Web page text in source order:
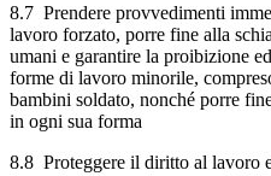
8.7 Prendere provvedimenti
lavoro forzato, porre fine alla
umani e garantire la proibizione
forme di lavoro minorile,
bambini soldato, nonché porre
in ogni sua forma
8.8 Proteggere il diritto al lavoro